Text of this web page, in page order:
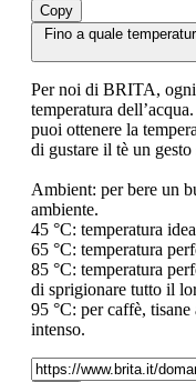
Copy
Fino a quale
Per noi di BRITA,
temperatura
puoi ottenere la
di gustare il tè un
Ambient: per bere un
ambiente.
45 °C: temperatura
65 °C: temperatura
85 °C: temperatura
di sprigionare tutto il
95 °C: per caffè,
intenso.